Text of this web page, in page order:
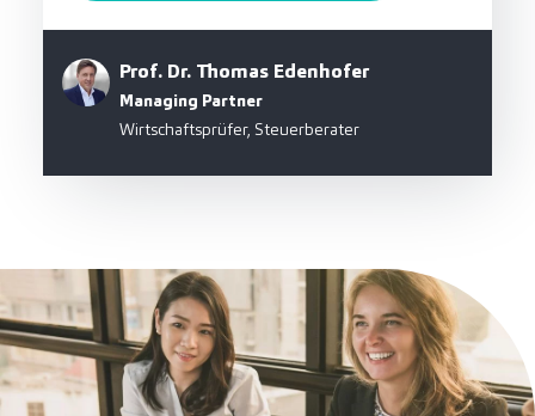
Prof. Dr. Thomas Edenhofer
Managing Partner
Wirtschaftsprüfer, Steuerberater